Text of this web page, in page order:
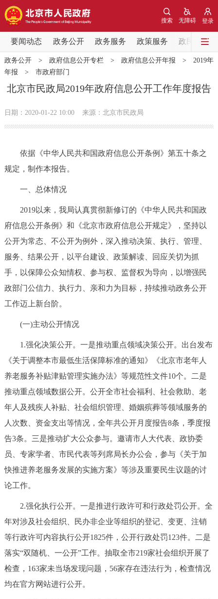
登录
无障碍
搜索
要闻动态 政务公开 政务服务 政策服务 政民互动
要闻动态
党中央精神 国务院信息 中央部委动态
北京要闻 会议信息 部门动态
各区热点
市领导
决策公开 专题公开
政务服务
便民服务
阳光政务
政民互动
12345网上接诉即办 我要咨询 我要建议
参与调查 在线访谈 图说互动
走进北京
北京概况 十六区概览 人文北京
多语种
РУССКИЙ ЯЗЫК
政务公开> 政府信息公开专栏> 政府信息公开年报 > 2019年
年报 > 市政府部门
北京市民政局2019年政府信息公开工作年度报告
日期：2020-01-22 10:00 来源：北京市民政局
依据《中华人民共和国政府信息公开条例》第五十条之
规定，制作本报告。
一、总体情况
2019以来，我局认真贯彻新修订的《中华人民共和国政
府信息公开条例》和《北京市政府信息公开规定》，坚持以
公开为常态、不公开为例外，深入推动决策、执行、管理、
服务、结果公开，以平台建设、政策解读、回应关切为抓
手，以保障公众知情权、参与权、监督权为导向，以增强民
政部门公信力、执行力、亲和力为目标，持续推动政务公开
工作迈上新台阶。
(一)主动公开情况
1.强化决策公开。一是推动重点领域决策公开。出台发布
《关于调整本市最低生活保障标准的通知》《北京市老年人
养老服务补贴津贴管理实施办法》等规范性文件10个。二是
推动重点领域数据公开。公开全市社会福利、社会救助、老
年人及残疾人补贴、社会组织管理、婚姻殡葬等领域服务的
人次数、资金支出等情况，全年共公开月度报告8条，季度报
告3条。三是推动扩大公众参与。邀请市人大代表、政协委
员、专家学者、市民代表等列席局长办公会，参与《关于加
快推进养老服务发展的实施方案》等涉及重要民生议题的讨
论工作。
2.强化执行公开。一是推进行政许可和行政处罚公开。全
年对涉及社会组织、民办非企业等组织的登记、变更、注销
等行政许可内容执行公开1825件，公开行政处罚123件。二是
落实“双随机、一公开”工作。抽取全市219家社会组织开展了
检查，163家未当场发现问题，56家存在违法行为，检查情况
均在官方网站进行公开。